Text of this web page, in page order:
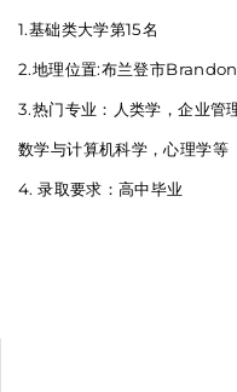
1.基础类大学第15名
2.地理位置:布兰登市Brandon
3.热门专业：人类学，企业管
数学与计算机科学，心理学等
4. 录取要求：高中毕业